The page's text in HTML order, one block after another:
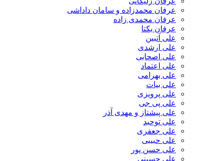
عرفان محمدزاده و سامان داداشی
عرفان محمدی زاده
عرفان یکتا
علی آتبین
علی ارشدی
علی اصحابی
علی اعتماد
علی بهرامی
علی بیات
علی پرویزی
علی پی جی
علی پیشتاز و مهدی آذر
علی توحید
علی جعفری
علی حبیبی
علی حسن پور
علی حسینی